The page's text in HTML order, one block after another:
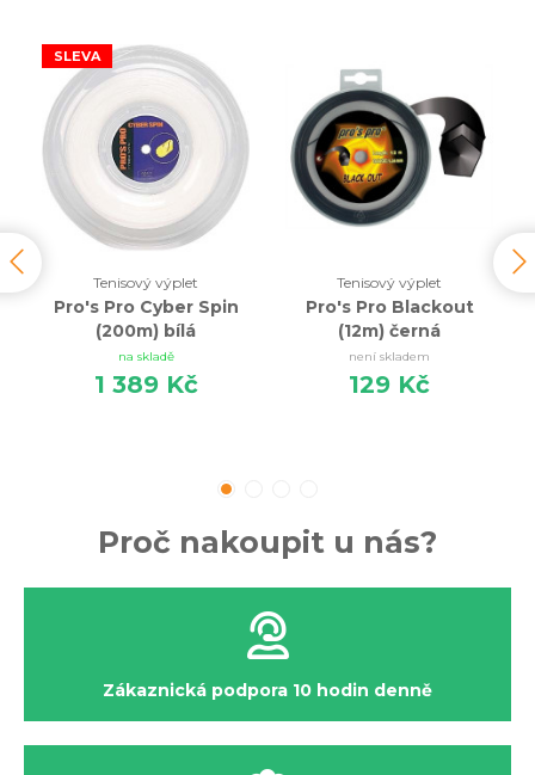
SLEVA
Tenisový výplet
Pro's Pro Cyber Spin
(200m) bílá
na skladě
1 389 Kč
Tenisový výplet
Pro's Pro Blackout
(12m) černá
není skladem
129 Kč
Proč nakoupit u nás?
Zákaznická podpora 10 hodin denně